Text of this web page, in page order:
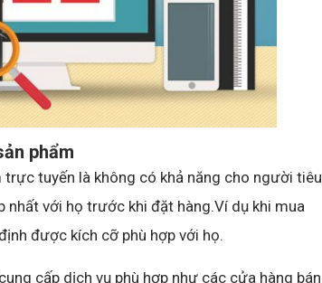
phẩm
tuyến là không có khả năng cho người tiêu
nhất với họ trước khi đặt hàng.Ví dụ khi mua
được kích cỡ phù hợp với họ.
cấp dịch vụ phù hợp như các cửa hàng bán